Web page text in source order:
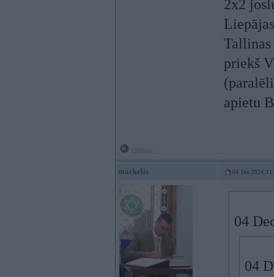
2x2
priekš
apietu
markelis 04. Dec 2024,
04
04